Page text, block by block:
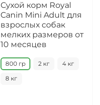
Сухой корм Royal
Canin Mini Adult для
взрослых собак
мелких размеров от
10 месяцев
800 гр 2 кг 4 кг
8 кг